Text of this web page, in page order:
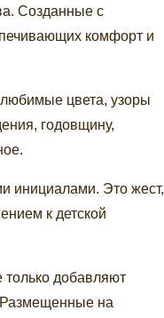
Созданные с
комфорт и
цвета, узоры
годовщину,
инициалами. Это жест,
к детской
добавляют
Размещенные на